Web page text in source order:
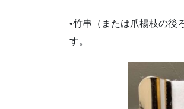
•竹串（または爪楊枝の後
す。